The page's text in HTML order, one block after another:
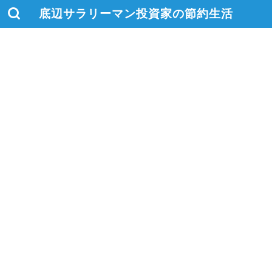
底辺サラリーマン投資家の節約生活